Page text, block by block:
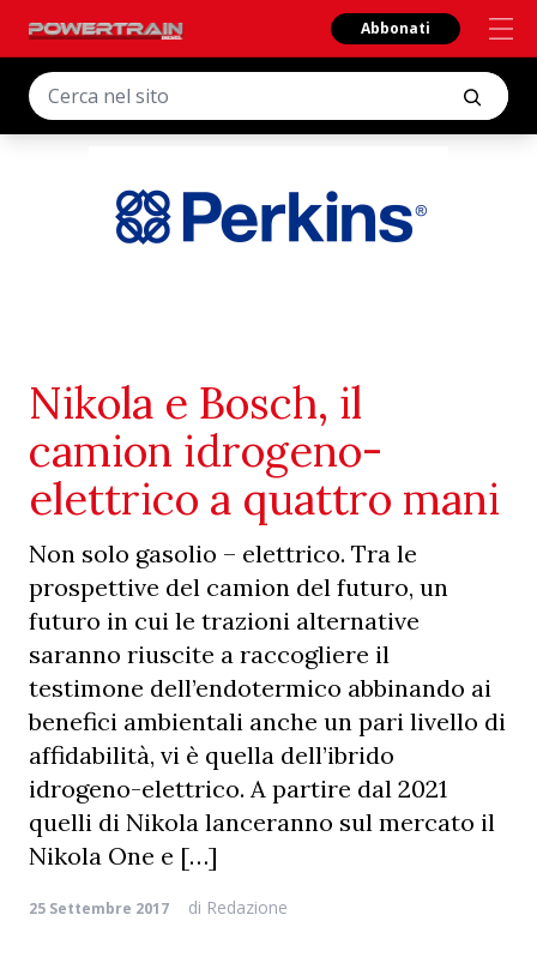
Abbonati
Nikola e Bosch, il
camion idrogeno-
elettrico a quattro mani
Non solo gasolio – elettrico. Tra le
prospettive del camion del futuro, un
futuro in cui le trazioni alternative
saranno riuscite a raccogliere il
testimone dell’endotermico abbinando ai
benefici ambientali anche un pari livello di
affidabilità, vi è quella dell’ibrido
idrogeno-elettrico. A partire dal 2021
quelli di Nikola lanceranno sul mercato il
Nikola One e […]
25 Settembre 2017 di Redazione